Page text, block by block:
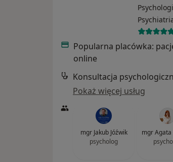
Popularna placówka:
online
Konsultacja
Pokaż więcej usług
mgr Jakub Jóźwik
psycholog
mgr Agata